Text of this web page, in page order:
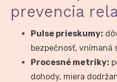
prevencia
Pulse prieskumy:
bezpečnosť, vnímaná
Procesné metriky:
dohody, miera